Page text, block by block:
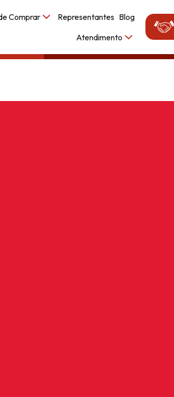
Comprar Representantes Blog
Atendimento